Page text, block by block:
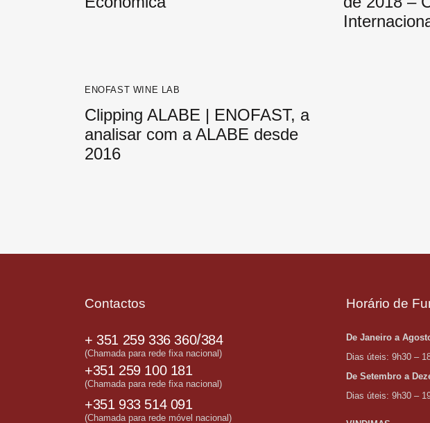
ENOFAST WINE LAB
Clipping ALABE | ENOFAST, a
analisar com a ALABE desde
2016
Contactos
+ 351 259 336 360/384
(Chamada para rede fixa nacional)
+351 259 100 181
(Chamada para rede fixa nacional)
+351 933 514 091
(Chamada para rede móvel nacional)
Horário de
De Janeiro a
Dias úteis: 9h30 –
De Setembro a
Dias úteis: 9h30 –